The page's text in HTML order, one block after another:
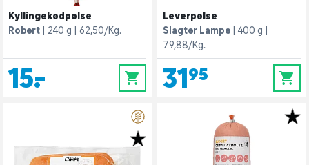
Kyllingekødpølse
Robert
240 g 62,50/Kg.
15,- 0
Leverpølse
Slagter Lampe
400 g
79,88/Kg.
31,95 0